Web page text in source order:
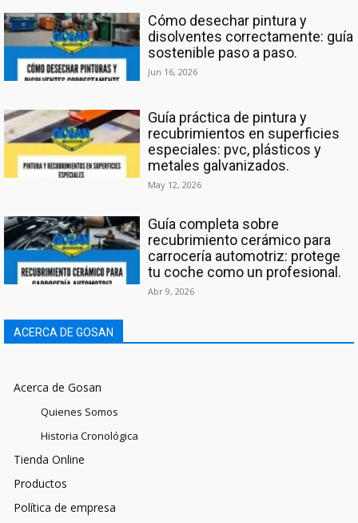
Cómo desechar pintura y
disolventes correctamente: guía
sostenible paso a paso.
Jun 16, 2026
Guía práctica de pintura y
recubrimientos en superficies
especiales: pvc, plásticos y
metales galvanizados.
May 12, 2026
Guía completa sobre
recubrimiento cerámico para
carrocería automotriz: protege
tu coche como un profesional.
Abr 9, 2026
ACERCA DE GOSAN
Acerca de Gosan
Quienes Somos
Historia Cronológica
Tienda Online
Productos
Política de empresa